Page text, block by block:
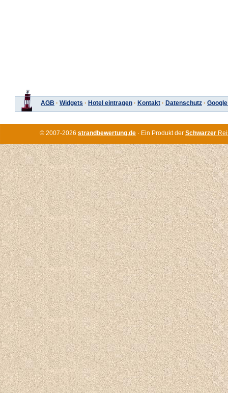
AGB · Widgets · Hotel eintragen · Kontakt · Datenschutz ·
© 2007-2026 strandbewertung.de · Ein Produkt der Schwarzer